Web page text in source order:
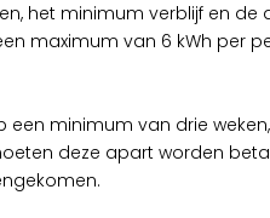
het minimum verblijf en
maximum van 6 kWh per
minimum van drie
deze apart worden